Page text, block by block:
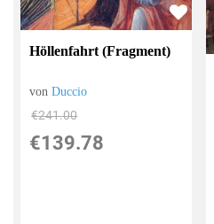
Höllenfahrt (Fragment)
vonDuccio
€241.00
€139.78